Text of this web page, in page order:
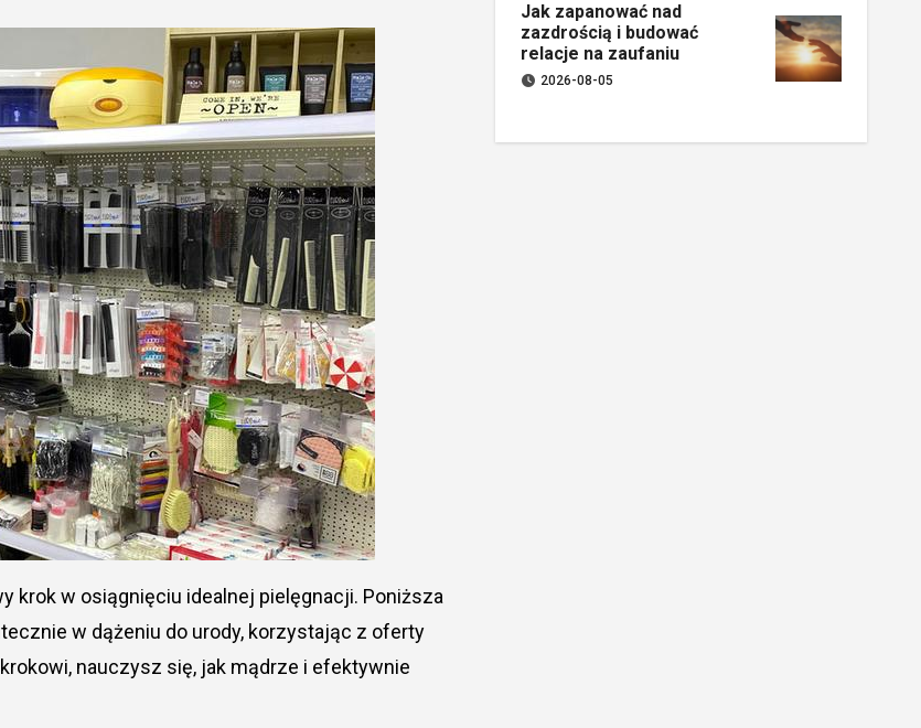
w dążeniu do urody, korzystając z oferty
nauczysz się, jak mądrze i efektywnie
Jak zapanować nad
zazdrością i budować
relacje na zaufaniu
2026-08-05